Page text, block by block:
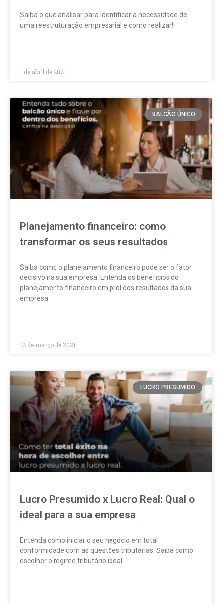
Saiba o que analisar para identificar a necessidade de
uma reestruturação empresarial e como realizar!
1 de abril de 2021
BALCÃO ÚNICO
Planejamento financeiro: como
transformar os seus resultados
Saiba como o planejamento financeiro pode ser o fator
decisivo na sua empresa. Entenda os benefícios do
planejamento financeiro em prol dos resultados da sua
empresa
12 de março de 2021
LUCRO PRESUMIDO
Lucro Presumido x Lucro Real: Qual o
ideal para a sua empresa
Entenda como iniciar o seu negócio em total
conformidade com as questões tributárias. Saiba como
escolher o regime tributário ideal.